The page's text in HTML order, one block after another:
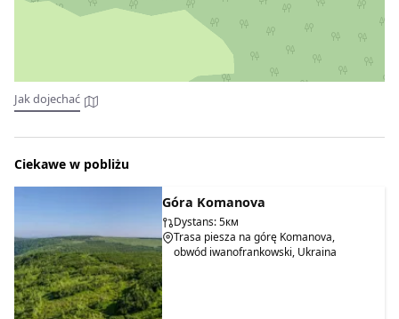
Jak dojechać
Ciekawe w pobliżu
Góra Komanova
Dystans: 5км
Trasa piesza na górę Komanova,
obwód iwanofrankowski, Ukraina